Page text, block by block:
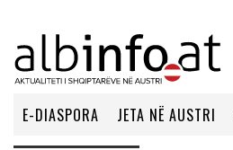
E-DIASPORA JETA NË AUSTRI